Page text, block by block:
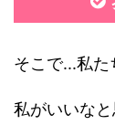
そこで...私た
私がいいな